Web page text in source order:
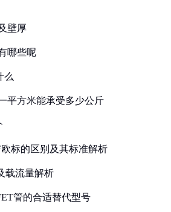
壁厚
哪些呢
么
平方米能承受多少公斤
标的区别及其标准解析
载流量解析
管的合适替代型号